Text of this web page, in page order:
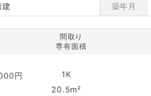
築年月
間取り
専有面積
円
1K
20.5m²